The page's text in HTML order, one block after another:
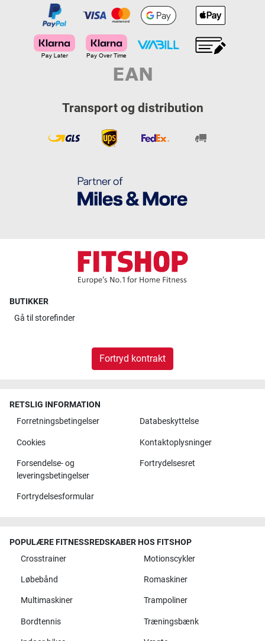
Transport og distribution
BUTIKKER
Gå til storefinder
Fortryd kontrakt
RETSLIG INFORMATION
Forretningsbetingelser
Databeskyttelse
Cookies Kontaktoplysninger
Forsendelse- og
leveringsbetingelser
Fortrydelsesret
Fortrydelsesformular
POPULÆRE FITNESSREDSKABER HOS FITSHOP
Crosstrainer
Motionscykler
Løbebånd Romaskiner
Multimaskiner Trampoliner
Bordtennis Træningsbænk